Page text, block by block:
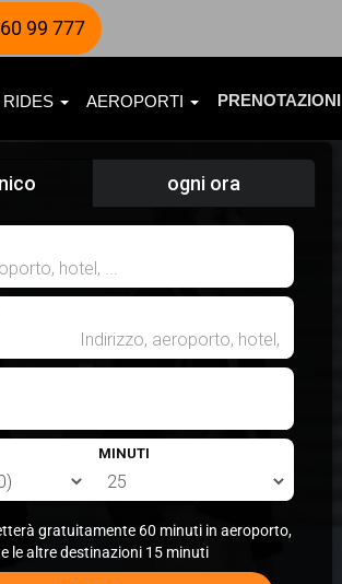
99 777
RIDES AEROPORTI PRENOTAZIONI
ogni ora
MINUTI
gratuitamente 60 minuti in aeroporto,
le altre destinazioni 15 minuti